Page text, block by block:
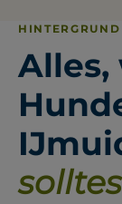
HINTERGRUND
Alles,